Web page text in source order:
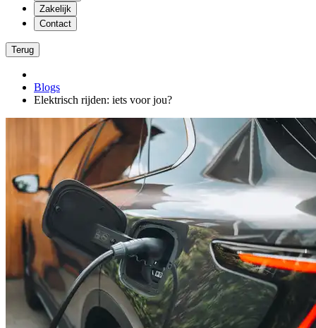
Zakelijk
Contact
Terug
Blogs
Elektrisch rijden: iets voor jou?